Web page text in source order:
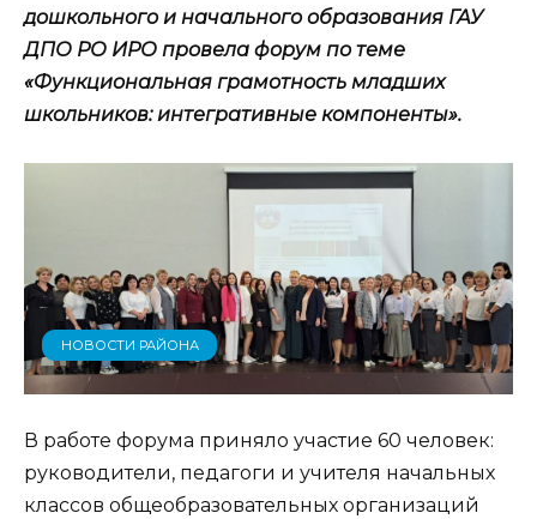
дошкольного и начального образования ГАУ
ДПО РО ИРО провела форум по теме
«Функциональная грамотность младших
школьников: интегративные компоненты».
НОВОСТИ РАЙОНА
В работе форума приняло участие 60 человек:
руководители, педагоги и учителя начальных
классов общеобразовательных организаций